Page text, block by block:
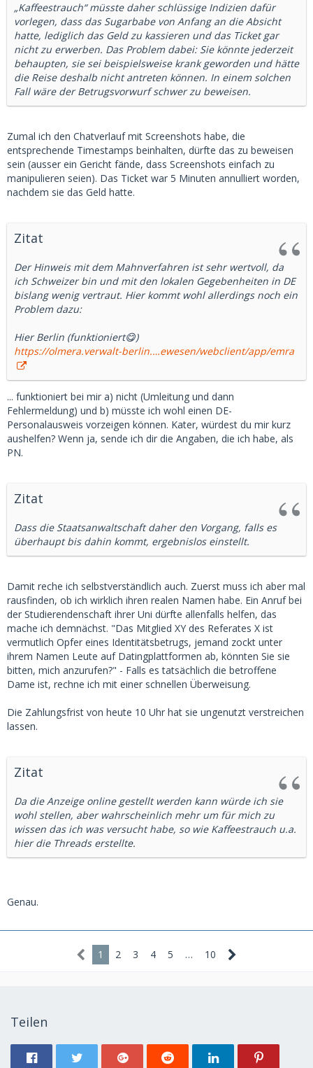
„Kaffeestrauch“ müsste daher schlüssige Indizien dafür
vorlegen, dass das Sugarbabe von Anfang an die Absicht
hatte, lediglich das Geld zu kassieren und das Ticket gar
nicht zu erwerben. Das Problem dabei: Sie könnte jederzeit
behaupten, sie sei beispielsweise krank geworden und hätte
die Reise deshalb nicht antreten können. In einem solchen
Fall wäre der Betrugsvorwurf schwer zu beweisen.
Zumal ich den Chatverlauf mit Screenshots habe, die
entsprechende Timestamps beinhalten, dürfte das zu beweisen
sein (ausser ein Gericht fände, dass Screenshots einfach zu
manipulieren seien). Das Ticket war 5 Minuten annulliert worden,
nachdem sie das Geld hatte.
Zitat
Der Hinweis mit dem Mahnverfahren ist sehr wertvoll, da
ich Schweizer bin und mit den lokalen Gegebenheiten in DE
bislang wenig vertraut. Hier kommt wohl allerdings noch ein
Problem dazu:
Hier Berlin (funktioniert😋)
https://olmera.verwalt-berlin.…ewesen/webclient/app/emra
... funktioniert bei mir a) nicht (Umleitung und dann
Fehlermeldung) und b) müsste ich wohl einen DE-
Personalausweis vorzeigen können. Kater, würdest du mir kurz
aushelfen? Wenn ja, sende ich dir die Angaben, die ich habe, als
PN.
Zitat
Dass die Staatsanwaltschaft daher den Vorgang, falls es
überhaupt bis dahin kommt, ergebnislos einstellt.
Damit reche ich selbstverständlich auch. Zuerst muss ich aber mal
rausfinden, ob ich wirklich ihren realen Namen habe. Ein Anruf bei
der Studierendenschaft ihrer Uni dürfte allenfalls helfen, das
mache ich demnächst. "Das Mitglied XY des Referates X ist
vermutlich Opfer eines Identitätsbetrugs, jemand zockt unter
ihrem Namen Leute auf Datingplattformen ab, könnten Sie sie
bitten, mich anzurufen?" - Falls es tatsächlich die betroffene
Dame ist, rechne ich mit einer schnellen Überweisung.
Die Zahlungsfrist von heute 10 Uhr hat sie ungenutzt verstreichen
lassen.
Zitat
Da die Anzeige online gestellt werden kann würde ich sie
wohl stellen, aber wahrscheinlich mehr um für mich zu
wissen das ich was versucht habe, so wie Kaffeestrauch u.a.
hier die Threads erstellte.
Genau.
1 2 3 4 5 … 10
Teilen